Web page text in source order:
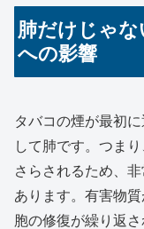
肺だけじゃな
への影響
タバコの煙が最初
して肺です。つま
さらされるため、
あります。有害物
胞の修復が繰り返